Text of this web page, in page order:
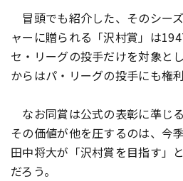
冒頭でも紹介した、そのシー
ャーに贈られる「沢村賞」は
セ・リーグの投手だけを対象と
からはパ・リーグの投手にも権
なお同賞は公式の表彰に準じ
その価値が他を圧するのは、今
田中将大が「沢村賞を目指す」
だろう。